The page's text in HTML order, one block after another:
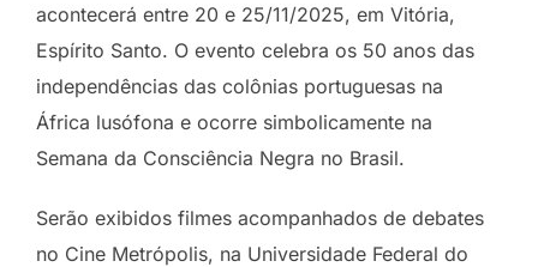
acontecerá entre 20 e 25/11/2025, em Vitória,
Espírito Santo. O evento celebra os 50 anos das
independências das colônias portuguesas na
África lusófona e ocorre simbolicamente na
Semana da Consciência Negra no Brasil.
Serão exibidos filmes acompanhados de debates
no Cine Metrópolis, na Universidade Federal do